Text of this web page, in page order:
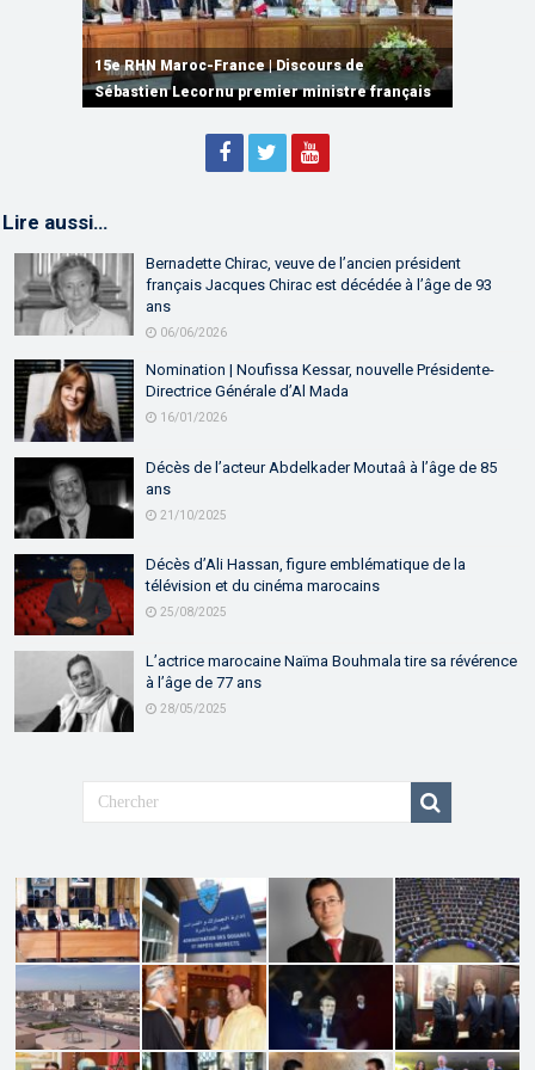
15e RHN Maroc-France | Signature de
plusieurs accords de coopération et de
partenariat
15e RHN Maroc-France | Discours de
Sébastien Lecornu premier ministre français
15e Réunion de Haut Niveau Maroc-France |
Discours de M. Aziz Akhannouch
Lire aussi…
Bernadette Chirac, veuve de l’ancien président
français Jacques Chirac est décédée à l’âge de 93
ans
06/06/2026
Nomination | Noufissa Kessar, nouvelle Présidente-
Directrice Générale d’Al Mada
16/01/2026
Décès de l’acteur Abdelkader Moutaâ à l’âge de 85
ans
21/10/2025
Décès d’Ali Hassan, figure emblématique de la
télévision et du cinéma marocains
25/08/2025
L’actrice marocaine Naïma Bouhmala tire sa révérence
à l’âge de 77 ans
28/05/2025